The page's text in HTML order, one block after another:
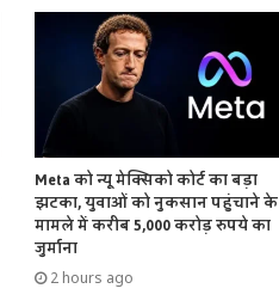
Meta को न्यू मेक्सिको कोर्ट का बड़ा
झटका, युवाओं को नुकसान पहुंचाने के
मामले में करीब 5,000 करोड़ रुपये का
जुर्माना
2 hours ago